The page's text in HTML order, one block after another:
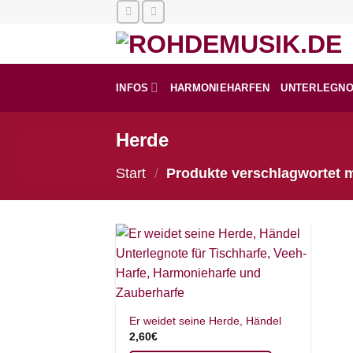
INFOS HARMONIEHARFEN
Herde
Start / Produkte verschlagwortet
Er weidet seine Herde, Händel
2,60€